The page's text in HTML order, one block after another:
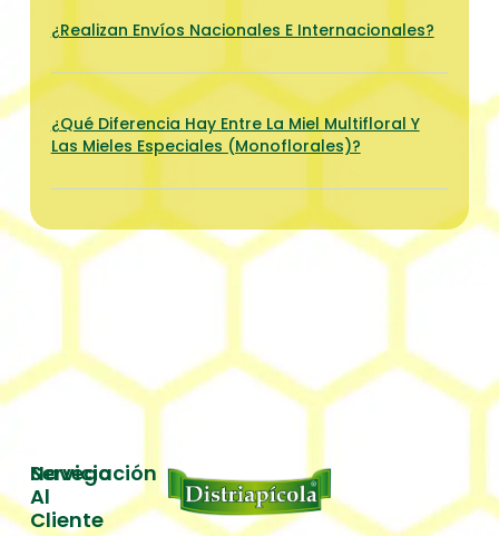
¿Realizan Envíos Nacionales E Internacionales?
¿Qué Diferencia Hay Entre La Miel Multifloral Y
Las Mieles Especiales (monoflorales)?
Servicio
Al
Cliente
Navegación
Inicio